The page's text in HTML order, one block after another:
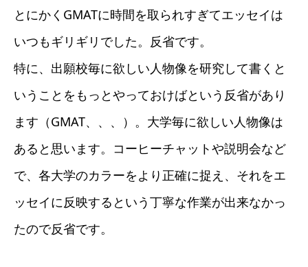
とにかくGMATに時間を取られすぎてエッセイは
いつもギリギリでした。反省です。
特に、出願校毎に欲しい人物像を研究して書くと
いうことをもっとやっておけばという反省があり
ます（GMAT、、、）。大学毎に欲しい人物像は
あると思います。コーヒーチャットや説明会など
で、各大学のカラーをより正確に捉え、それをエ
ッセイに反映するという丁寧な作業が出来なかっ
たので反省です。